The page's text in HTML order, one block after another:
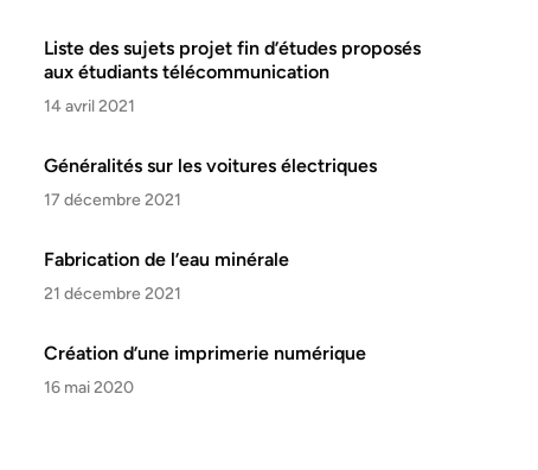
Liste des sujets projet fin d’études proposés
aux étudiants télécommunication
14 avril 2021
Généralités sur les voitures électriques
17 décembre 2021
Fabrication de l’eau minérale
21 décembre 2021
Création d’une imprimerie numérique
16 mai 2020